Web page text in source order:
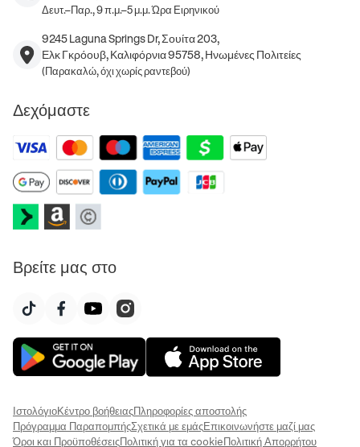
Δευτ.–Παρ., 9 π.μ.–5 μ.μ. Ώρα Ειρηνικού
9245 Laguna Springs Dr, Σουίτα 203,
Ελκ Γκρόουβ, Καλιφόρνια 95758, Ηνωμένες Πολιτείες
(Παρακαλώ, όχι χωρίς ραντεβού)
Δεχόμαστε
Βρείτε μας στο
ΙστολόγιοΚέντρο βοήθειαςΠληροφορίες αποστολής
Πρόγραμμα ΠαραπομπήςΣχετικά με εμάςΕπικοινωνήστε μαζί μας
Όροι και ΠροϋποθέσειςΠολιτική για τα cookieΠολιτική Απορρήτου